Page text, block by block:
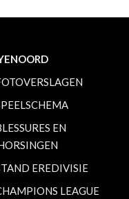
EN
EREDIVISIE
LEAGUE